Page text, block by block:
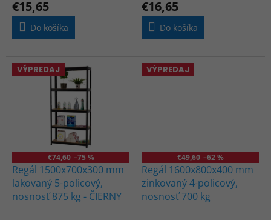
je
4,4
€15,65
Do košíka
je
4,0
€16,65
Do košíka
VÝPREDAJ
€74,60 –75 %
Regál 1500x700x300 mm
lakovaný 5-policový,
nosnosť 875 kg - ČIERNY
VÝPREDAJ
€49,60 –62 %
Regál 1600x800x400 mm
zinkovaný 4-policový,
nosnosť 700 kg